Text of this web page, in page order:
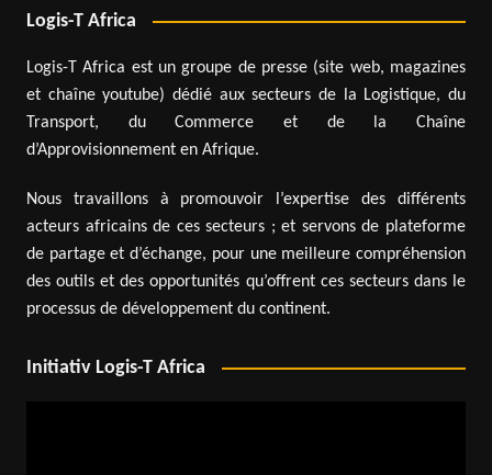
Logis-T Africa
Logis-T Africa est un groupe de presse (site web, magazines
et chaîne youtube) dédié aux secteurs de la Logistique, du
Transport, du Commerce et de la Chaîne
d’Approvisionnement en Afrique.
Nous travaillons à promouvoir l’expertise des différents
acteurs africains de ces secteurs ; et servons de plateforme
de partage et d’échange, pour une meilleure compréhension
des outils et des opportunités qu’offrent ces secteurs dans le
processus de développement du continent.
Initiativ Logis-T Africa